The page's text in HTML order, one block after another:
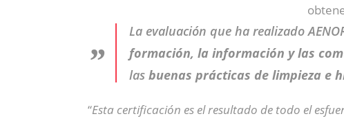
La evaluación que ha realizado
formación, la información y las
las buenas prácticas de limpieza e
“Esta certificación es el resultado de todo el